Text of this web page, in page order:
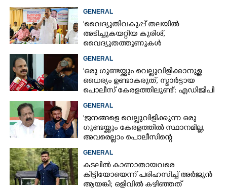
GENERAL
'വൈദ്യുതിവകുപ്പ് തലയിൽ
അടിച്ചുകയറ്റിയ കുരിശ്‌,
വൈദ്യുതത്തൂണുകൾ
വിളിക്കുന്ന കാലമാണിത്'
GENERAL
'ഒരു ഗുണ്ടയ്ക്കും വെല്ലുവിളിക്കാനുള്ള
ധൈര്യം ഉണ്ടാകരുത്, സ്മാർട്ടായ
പൊലീസ് കേരളത്തിലുണ്ട്': എഡിജിപി
GENERAL
'ജനങ്ങളെ വെല്ലുവിളിക്കുന്ന ഒരു
ഗുണ്ടയ്ക്കും കേരളത്തിൽ സ്ഥാനമില്ല,​
അവരെല്ലാം പൊലീസിന്റെ
GENERAL
കടലിൽ കാണാതായവരെ
കിട്ടിയോയെന്ന് പരിഹസിച്ച് അർജുൻ
ആയങ്കി; ഒളിവിൽ കഴിഞ്ഞത്